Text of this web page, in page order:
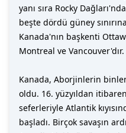
yanı sıra Rocky
beşte dördü güney
Kanada'nın başkenti
Montreal ve Vancouver'dır.
Kanada, Aborjinlerin
oldu. 16. yüzyıldan
seferleriyle Atlantik
başladı. Birçok savaşın